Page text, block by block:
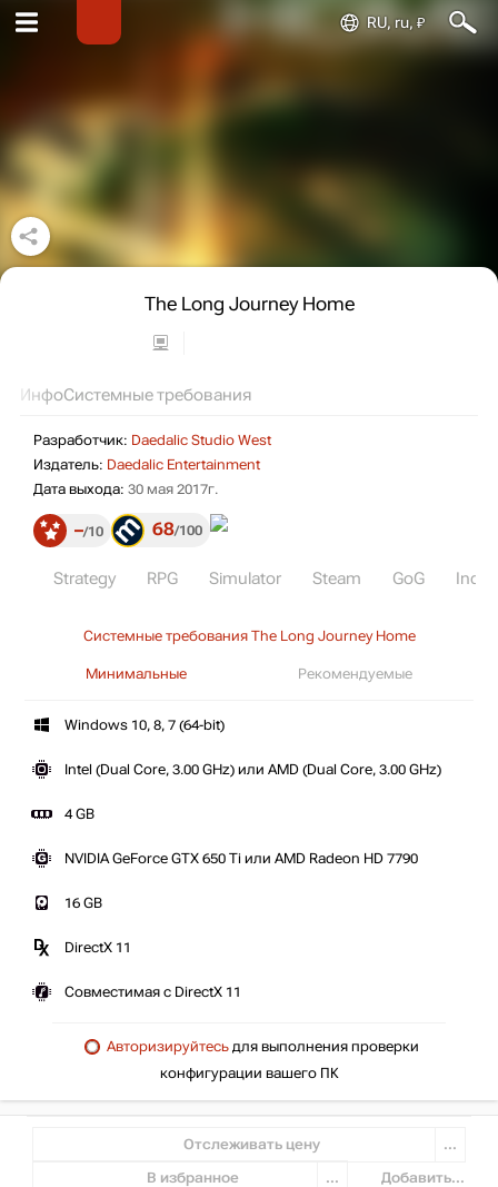
RU, ru, ₽
The Long Journey Home
ИнфоСистемные требования
Разработчик: Daedalic Studio West
Издатель: Daedalic Entertainment
Дата выхода: 30 мая 2017г.
– 10 68 100
Strategy RPG Simulator Steam GoG Indie
Системные требования The Long Journey Home
Минимальные Рекомендуемые
Windows 10, 8, 7 (64-bit)
Intel (Dual Core, 3.00 GHz) или AMD (Dual Core, 3.00 GHz)
4 GB
NVIDIA GeForce GTX 650 Ti или AMD Radeon HD 7790
16 GB
DirectX 11
Совместимая с DirectX 11
Авторизируйтесь для выполнения проверки
конфигурации вашего ПК
Отслеживать цену ...
В избранное ... Добавить...